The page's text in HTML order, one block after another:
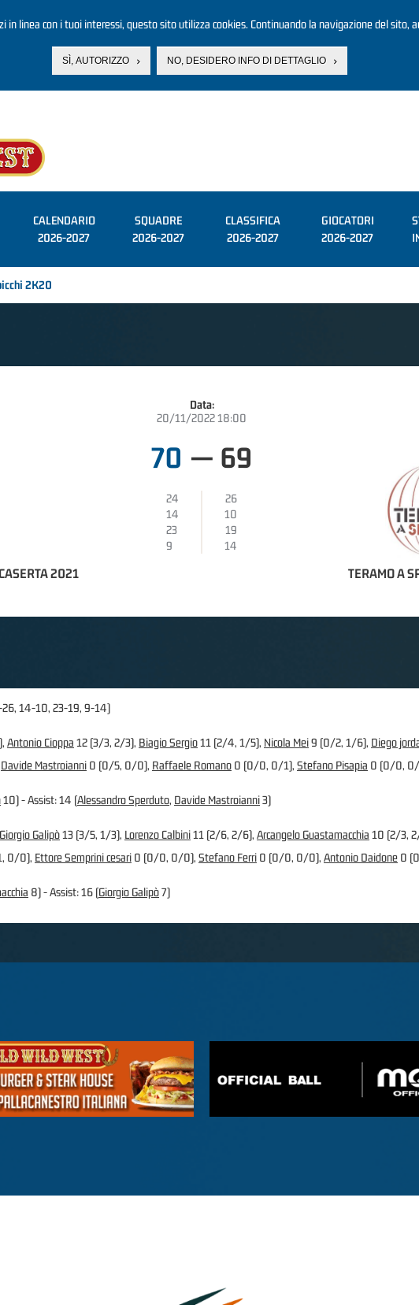
in linea con i tuoi interessi, questo sito utilizza cookies. Continuando la navigazione del sito,
SÌ, AUTORIZZO NO, DESIDERO INFO DI DETTAGLIO
CALENDARIO
2026-2027
SQUADRE
2026-2027
CLASSIFICA
2026-2027
GIOCATORI
2026-2027
2K20
Data:
20/11/2022 18:00
2021
70 — 69
24
26
14
10
23
19
9
14
TERAMO A
26, 14-10, 23-19, 9-14)
Antonio Cioppa 12 (3/3, 2/3), Biagio Sergio11 (2/4, 1/5), Nicola Mei9 (0/2, 1/6), Diego
Davide Mastroianni 0 (0/5, 0/0), Raffaele Romano 0 (0/0, 0/1), Stefano Pisapia 0 (0/0,
10) - Assist: 14 (Alessandro Sperduto, Davide Mastroianni3)
Giorgio Galipò13 (3/5, 1/3), Lorenzo Calbini11 (2/6, 2/6), Arcangelo Guastamacchia 10 (2/3,
0/0), Ettore Semprini cesari 0 (0/0, 0/0), Stefano Ferri 0 (0/0, 0/0), Antonio Daidone 0
8) - Assist: 16 (Giorgio Galipò7)